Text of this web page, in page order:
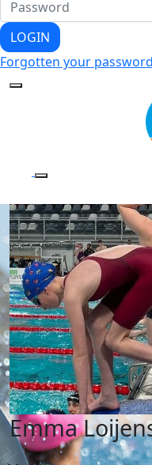
LOGIN
Forgotten your
Emma